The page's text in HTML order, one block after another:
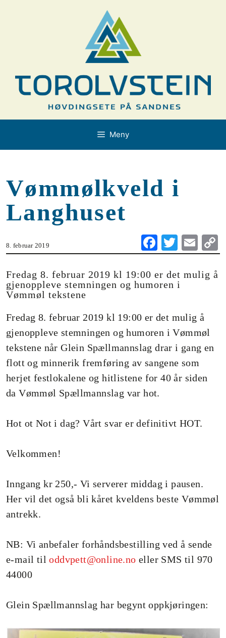
Meny
Vømmølkveld i
Langhuset
8. februar 2019
Fa
ce
bo
ok
T
wi
tte
E
m
ail
Fredag 8. februar 2019 kl 19:00 er det mulig å
gjenoppleve stemningen og humoren i
Vømmøl tekstene
Fredag 8. februar 2019 kl 19:00 er det mulig å
gjenoppleve stemningen og humoren i Vømmøl
tekstene når Glein Spællmannslag drar i gang en
flott og minnerik fremføring av sangene som
herjet festlokalene og hitlistene for 40 år siden
da Vømmøl Spællmannslag var hot.
Hot ot Not i dag? Vårt svar er definitivt HOT.
Velkommen!
Inngang kr 250,- Vi serverer middag i pausen.
Her vil det også bli kåret kveldens beste Vømmøl
antrekk.
NB: Vi anbefaler forhåndsbestilling ved å sende
e-mail tiloddvpett@online.no eller SMS til 970
44000
Glein Spællmannslag har begynt oppkjøringen: